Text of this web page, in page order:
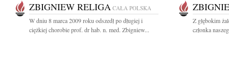
ZBIGNIEW RELIGA CAŁA POLSKA
W dniu 8 marca 2009 roku odszedł po długiej i
ciężkiej chorobie prof. dr hab. n. med. Zbigniew...
Z głębokim
członka